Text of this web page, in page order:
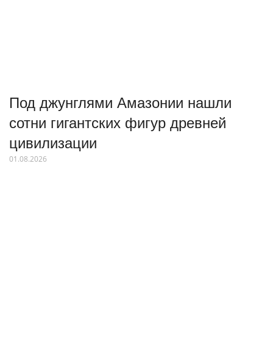
Под джунглями Амазонии нашли
сотни гигантских фигур древней
цивилизации
01.08.2026